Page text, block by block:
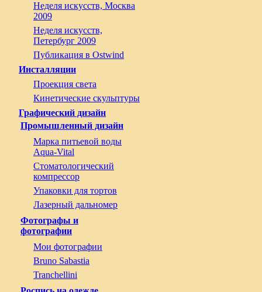
Неделя искусств, Москва
2009
Неделя искусств,
Петербург 2009
Публикация в Ostwind
Инсталляции
Проекция света
Кинетические скульптуры
Графический дизайн
Промышленный дизайн
Марка питьевой воды
Aqua-Vital
Стоматологический
компрессор
Упаковки для тортов
Лазерный дальномер
Фотографы и
фотографии
Мои фотографии
Bruno Sabastia
Tranchellini